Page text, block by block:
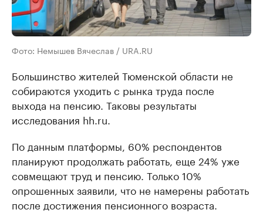
Фото: Немышев Вячеслав / URA.RU
Большинство жителей Тюменской области не
собираются уходить с рынка труда после
выхода на пенсию. Таковы результаты
исследования hh.ru.
По данным платформы, 60% респондентов
планируют продолжать работать, еще 24% уже
совмещают труд и пенсию. Только 10%
опрошенных заявили, что не намерены работать
после достижения пенсионного возраста.